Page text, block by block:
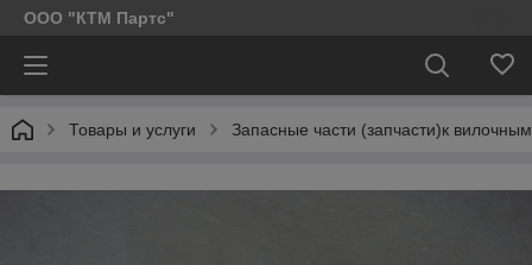
ООО "КТМ Партс"
Товары и услуги Запасные части (запчасти)к